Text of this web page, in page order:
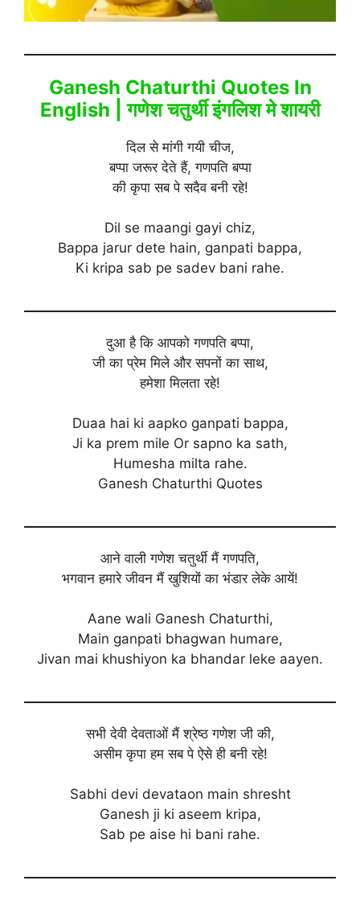
Ganesh Chaturthi Quotes In
English | गणेश चतुर्थी इंगलिश मे शायरी
दिल से मांगी गयी चीज,
बप्पा जरूर देते हैं, गणपति बप्पा
की कृपा सब पे सदैव बनी रहे!
Dil se maangi gayi chiz,
Bappa jarur dete hain, ganpati bappa,
Ki kripa sab pe sadev bani rahe.
दुआ है कि आपको गणपति बप्पा,
जी का प्रेम मिले और सपनों का साथ,
हमेशा मिलता रहे!
Duaa hai ki aapko ganpati bappa,
Ji ka prem mile Or sapno ka sath,
Humesha milta rahe.
Ganesh Chaturthi Quotes
आने वाली गणेश चतुर्थी मैं गणपति,
भगवान हमारे जीवन मैं खुशियों का भंडार लेके आयें!
Aane wali Ganesh Chaturthi,
Main ganpati bhagwan humare,
Jivan mai khushiyon ka bhandar leke aayen.
सभी देवी देवताओं मैं श्रेष्ठ गणेश जी की,
असीम कृपा हम सब पे ऐसे ही बनी रहे!
Sabhi devi devataon main shresht
Ganesh ji ki aseem kripa,
Sab pe aise hi bani rahe.